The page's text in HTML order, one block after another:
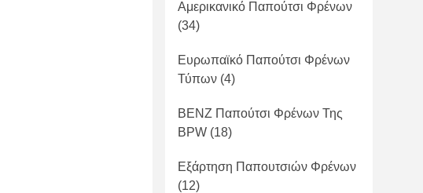
Αμερικανικό Παπούτσι Φρένων
(34)
Ευρωπαϊκό Παπούτσι Φρένων
Τύπων (4)
BENZ Παπούτσι Φρένων Της
BPW (18)
Εξάρτηση Παπουτσιών Φρένων
(12)